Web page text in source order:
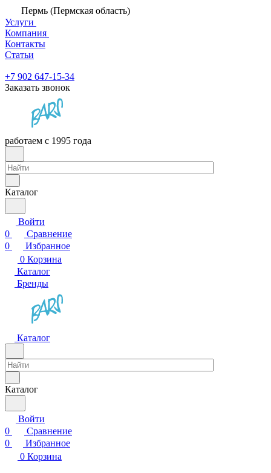
Пермь (Пермская область)
Услуги
Компания
Контакты
Статьи
+7 902 647-15-34
Заказать звонок
работаем с 1995 года
Каталог
Войти
0
Сравнение
0
Избранное
0 Корзина
Каталог
Бренды
Каталог
Каталог
Войти
0
Сравнение
0
Избранное
0 Корзина